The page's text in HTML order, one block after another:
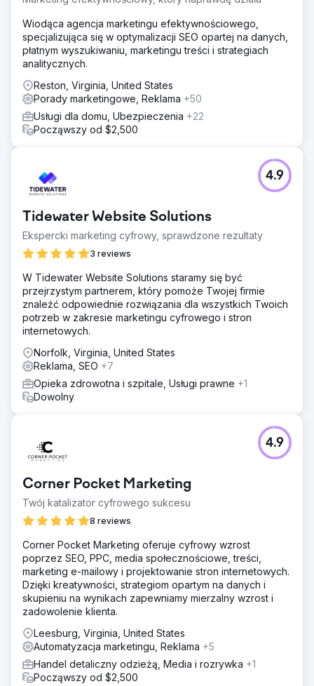
Wiodąca agencja marketingu efektywnościowego,
specjalizująca się w optymalizacji SEO opartej na danych,
płatnym wyszukiwaniu, marketingu treści i strategiach
analitycznych.
Reston, Virginia, United States
Porady marketingowe, Reklama +50
Usługi dla domu, Ubezpieczenia +22
Począwszy od $2,500
Tidewater Website Solutions
Ekspercki marketing cyfrowy, sprawdzone rezultaty
3 reviews
4.9
W Tidewater Website Solutions staramy się być
przejrzystym partnerem, który pomoże Twojej firmie
znaleźć odpowiednie rozwiązania dla wszystkich Twoich
potrzeb w zakresie marketingu cyfrowego i stron
internetowych.
Norfolk, Virginia, United States
Reklama, SEO +7
Opieka zdrowotna i szpitale, Usługi prawne +1
Dowolny
Corner Pocket Marketing
Twój katalizator cyfrowego sukcesu
8 reviews
4.9
Corner Pocket Marketing oferuje cyfrowy wzrost
poprzez SEO, PPC, media społecznościowe, treści,
marketing e-mailowy i projektowanie stron internetowych.
Dzięki kreatywności, strategiom opartym na danych i
skupieniu na wynikach zapewniamy mierzalny wzrost i
zadowolenie klienta.
Leesburg, Virginia, United States
Automatyzacja marketingu, Reklama +5
Handel detaliczny odzieżą, Media i rozrywka +1
Począwszy od $2,500